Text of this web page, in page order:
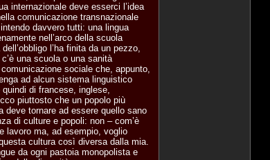
internazionale deve esserci l’idea
comunicazione transnazionale
davvero tutti: una lingua
nell’arco della scuola
l’ha finita da un pezzo,
una scuola o una sanità
sociale che, appunto,
ad alcun sistema linguistico
di francese, inglese,
piuttosto che un popolo più
deve tornare ad essere quello sano
di culture e popoli: non – com’è
lavoro ma, ad esempio, voglio
cultura così diversa dalla mia.
da ogni pastoia monopolista e